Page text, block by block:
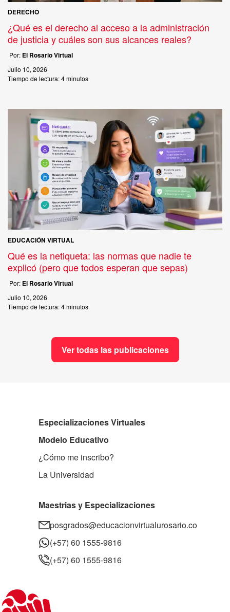
DERECHO
¿Qué es el derecho al acceso a la administración
de justicia y cuáles son sus alcances reales?
Por: El Rosario Virtual
Julio 10, 2026
Tiempo de lectura:4 minutos
EDUCACIÓN VIRTUAL
Qué es la netiqueta: las normas que nadie te
explicó (pero que todos esperan que sepas)
Por: El Rosario Virtual
Julio 10, 2026
Tiempo de lectura:4 minutos
Ver todas las publicaciones
Especializaciones Virtuales
Modelo Educativo
¿Cómo me inscribo?
La Universidad
Maestrias y Especializaciones
posgrados@educacionvirtualurosario.co
(+57) 60 1555-9816
(+57) 60 1555-9816